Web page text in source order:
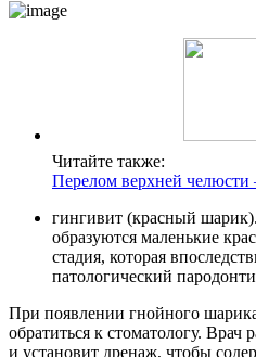
Читайте также:
Перелом верхней
гингивит (красный
образуются маленькие
стадия, которая
патологический
При появлении гнойного
обратиться к стоматологу. Врач
и установит дренаж, чтобы